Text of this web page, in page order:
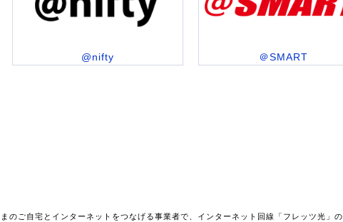
@nifty ＠SMART
のご自宅とインターネットをつなげる事業者で、インターネット回線「フレッツ光」